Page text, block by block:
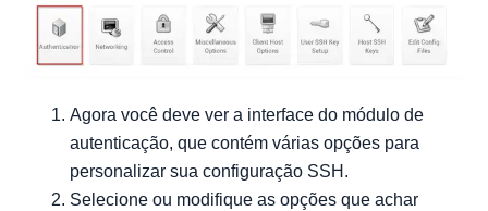
Agora você deve ver a interface do módulo de
autenticação, que contém várias opções para
personalizar sua configuração SSH.
Selecione ou modifique as opções que achar